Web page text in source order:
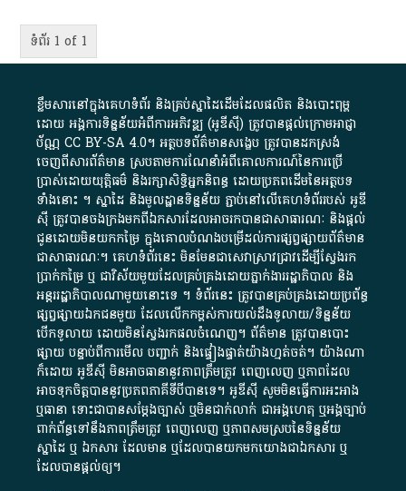
ទំព័រ 1 of 1
ខ្លឹមសារ​នៅ​ក្នុង​គេហទំព័រ និង​គ្រប់​ស្នា​ដៃ​ដើម​ដែល​ផលិត​ និង​បោះពុម្ព​
ដោយ​ អង្គការ​ទិន្នន័យ​អំពី​ការអភិវឌ្ឍ​​ (អូ​ឌី​ស៊ី)​ ត្រូវ​បាន​ផ្តល់​ក្រោម​អាជ្ញា
ប័ណ្ណ​CC BY-SA 4.0។​ អត្ថបទ​ព័ត៌មាន​សង្ខេប​ ត្រូវ​បាន​ដកស្រង់​
ចេញពី​សារព័ត៌មាន ស្របតាមការ​ណែនាំ​អំពី​គោលការណ៍​នៃ​ការ​ប្រើ
ប្រាស់​ដោយ​យុត្តិធម៌​ និង​រក្សាសិទ្ធិអ្នកនិពន្ធ ដោយ​ប្រភពដើម​នៃ​​អត្ថបទ
ទាំង​នោះ​ ។​ ស្នាដៃ​ និង​មូលដ្ឋាន​ទិន្នន័យ ​ភ្ជាប់​នៅ​លើ​គេហទំព័រ​របស់​ អូ​ឌី​
ស៊ី​ ត្រូវ​បាន​ចងក្រង​មក​ពី​ឯកសារ​ដែល​អាច​រក​បានជា​សាធារណៈ​ និង​ផ្តល់​
ជូន​ដោយ​មិន​យក​កម្រៃ​ ក្នុង​គោលបំណង​បម្រើ​ដល់ការ​ផ្សព្វផ្សាយ​ព័ត៌មាន​
ជា​សាធារណៈ​។​ គេហទំព័រ​នេះ​ មិនមែន​ជា​សេវា​ស្រាវជ្រាវ​ដើម្បី​ស្វែងរក
ប្រាក់​កម្រៃ​ ឬ​ ជា​វិស័យ​មួយ​ដែល​គ្រប់គ្រង​ដោយ​ភ្នាក់ងារ​រដ្ឋាភិបាល​ និង ​
អន្តររដ្ឋាភិបាល​ណាមួយ​នោះ​ទេ ​។​ ទំព័រ​នេះ​ ត្រូវ​បាន​គ្រប់គ្រង​ដោយ​ប្រព័ន្ធ​
ផ្សព្វផ្សាយ​ឯកជន​មួយ​ ដែល​លើកកម្ពស់​ការ​យល់​ដឹង​ទូលាយ​/​ទិន្នន័យ​
បើក​ទូលាយ​ ដោយ​មិនស្វែង​រក​ផល​ចំណេញ​។​ ព័ត៌មាន​ ត្រូវ​បាន​បោះ
ផ្សាយ​ បន្ទាប់​ពី​ការ​មើល​ បញ្ជាក់​ និង​ផ្ទៀងផ្ទាត់​យ៉ាង​ហ្មត់ចត់​។​ យ៉ាងណា​
ក៏​ដោយ​ អូ​ឌី​ស៊ី​ មិន​អាច​ធានា​នូវ​ភាព​ត្រឹមត្រូវ​ ពេញលេញ​ ឬ​ភាព​ដែល​
អាច​ទុកចិត្ត​បាននូវ​ប្រភព​ភាគី​ទី​បី​បាន​ទេ​។​ អូ​ឌី​ស៊ី​ សូម​មិន​ធ្វើការ​អះអាង​
ឬ​ធានា​ ទោះជា​បាន​សម្តែង​ច្បាស់​ ឬ​មិន​ជាក់លាក់​ ជា​អង្គហេតុ​ ឬ​អង្គច្បាប់​
ពាក់ព័ន្ធ​ទៅ​នឹង​ភាព​ត្រឹមត្រូវ​ ពេញលេញ​ ឬ​ភាព​សម​ស្រប​នៃ​ទិន្នន័យ​
ស្នាដៃ​ ឬ​ ឯកសារ​ ដែល​មាន​ ឬ​ដែល​បាន​យក​មក​យោង​ជា​ឯកសារ​ ឬ​
ដែល​បាន​ផ្តល់​ឲ្យ​។